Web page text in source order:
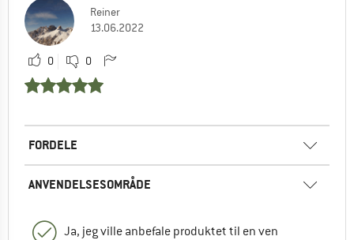
Reiner
13.06.2022
0 0
FORDELE
ANVENDELSESOMRÅDE
Ja, jeg ville anbefale produktet til en ven